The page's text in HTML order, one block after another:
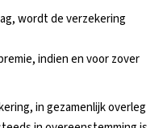
wordt de verzekering
indien en voor zover
in gezamenlijk overleg